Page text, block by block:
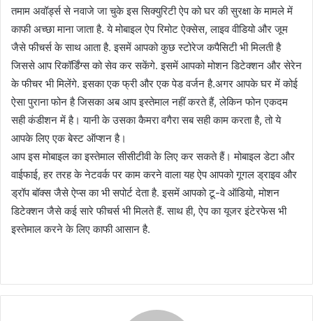
तमाम अवॉर्ड्स से नवाजे जा चुके इस सिक्युरिटी ऐप को घर की सुरक्षा के मामले में
काफी अच्छा माना जाता है. ये मोबाइल ऐप रिमोट ऐक्सेस, लाइव वीडियो और जूम
जैसे फीचर्स के साथ आता है. इसमें आपको कुछ स्टोरेज कपैसिटी भी मिलती है
जिससे आप रिकॉर्डिंग्स को सेव कर सकेंगे. इसमें आपको मोशन डिटेक्शन और सेरेन
के फीचर भी मिलेंगे. इसका एक फ्री और एक पेड वर्जन है.अगर आपके घर में कोई
ऐसा पुराना फोन है जिसका अब आप इस्तेमाल नहीं करते हैं, लेकिन फोन एकदम
सही कंडीशन में है। यानी के उसका कैमरा वगैरा सब सही काम करता है, तो ये
आपके लिए एक बेस्ट ऑप्शन है।
आप इस मोबाइल का इस्तेमाल सीसीटीवी के लिए कर सकते हैं। मोबाइल डेटा और
वाईफाई, हर तरह के नेटवर्क पर काम करने वाला यह ऐप आपको गूगल ड्राइव और
ड्रॉप बॉक्स जैसे ऐप्स का भी सपोर्ट देता है. इसमें आपको टू-वे ऑडियो, मोशन
डिटेक्शन जैसे कई सारे फीचर्स भी मिलते हैं. साथ ही, ऐप का यूजर इंटेरफेस भी
इस्तेमाल करने के लिए काफी आसान है.